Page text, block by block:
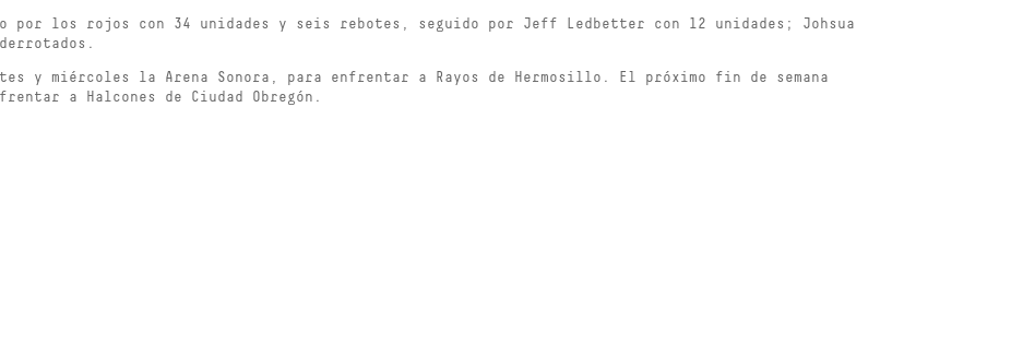
por los rojos con 34 unidades y seis rebotes, seguido por Jeff Ledbetter con 12 unidades; Johsua
y miércoles la Arena Sonora, para enfrentar a Rayos de Hermosillo. El próximo fin de semana
a Halcones de Ciudad Obregón.